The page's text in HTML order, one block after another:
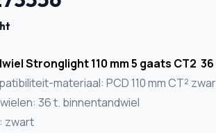
Stronglight 110 mm 5 gaats CT2
materiaal: PCD 110 mm CT²
36 t. binnentandwiel
zwart